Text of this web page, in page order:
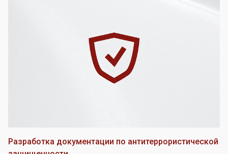
Разработка документации по антитеррористической